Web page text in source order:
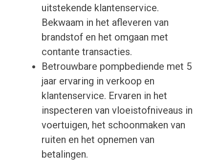
uitstekende klantenservice.
Bekwaam in het afleveren van
brandstof en het omgaan met
contante transacties.
Betrouwbare pompbediende met 5
jaar ervaring in verkoop en
klantenservice. Ervaren in het
inspecteren van vloeistofniveaus in
voertuigen, het schoonmaken van
ruiten en het opnemen van
betalingen.